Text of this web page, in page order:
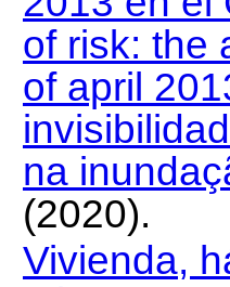
of risk: the
of april
na
(2020).
Vivienda,